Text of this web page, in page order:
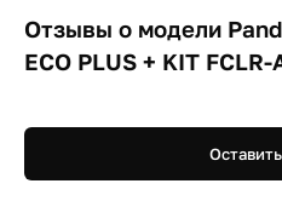
Отзывы о модели
ECO PLUS + KIT FCLR-